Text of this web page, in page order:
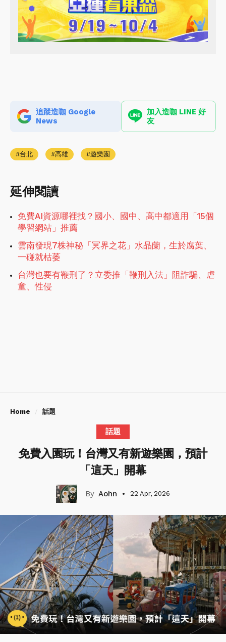
追蹤造咖 Google
News
加入造咖 LINE 好
友
台北 高雄 遊樂園
延伸閱讀
免費AI資源哪裡找？國小、國中、高中都適用「15個
學習網站」推薦
雲南發現7株神秘「冥界之花」水晶蘭，生於腐葉、
一碰就枯萎
台灣也要有鞭刑了？立委推「鞭刑入法」阻詐騙、虐
童、性侵
Home 話題
話題
免費入園玩！台灣又有新遊樂園，預計
「這天」開幕
Aohn 22 Apr, 2026